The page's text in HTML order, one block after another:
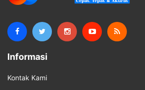
Informasi
Kontak Kami